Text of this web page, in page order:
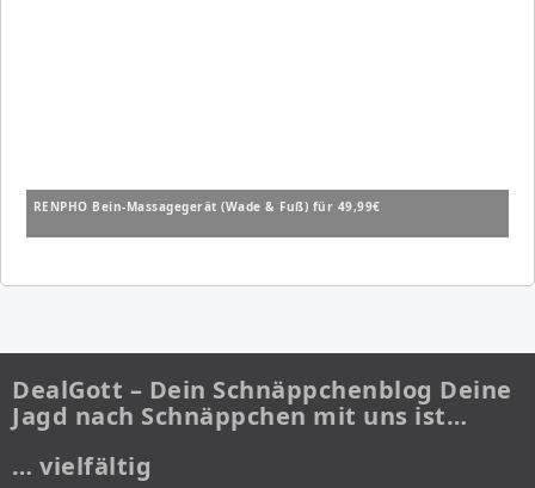
RENPHO Bein-Massagegerät (Wade & Fuß) für 49,99€
DealGott – Dein Schnäppchenblog Deine
Jagd nach Schnäppchen mit uns ist…
… vielfältig